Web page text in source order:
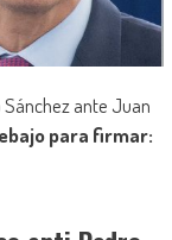
Sánchez ante Juan
para firmar: